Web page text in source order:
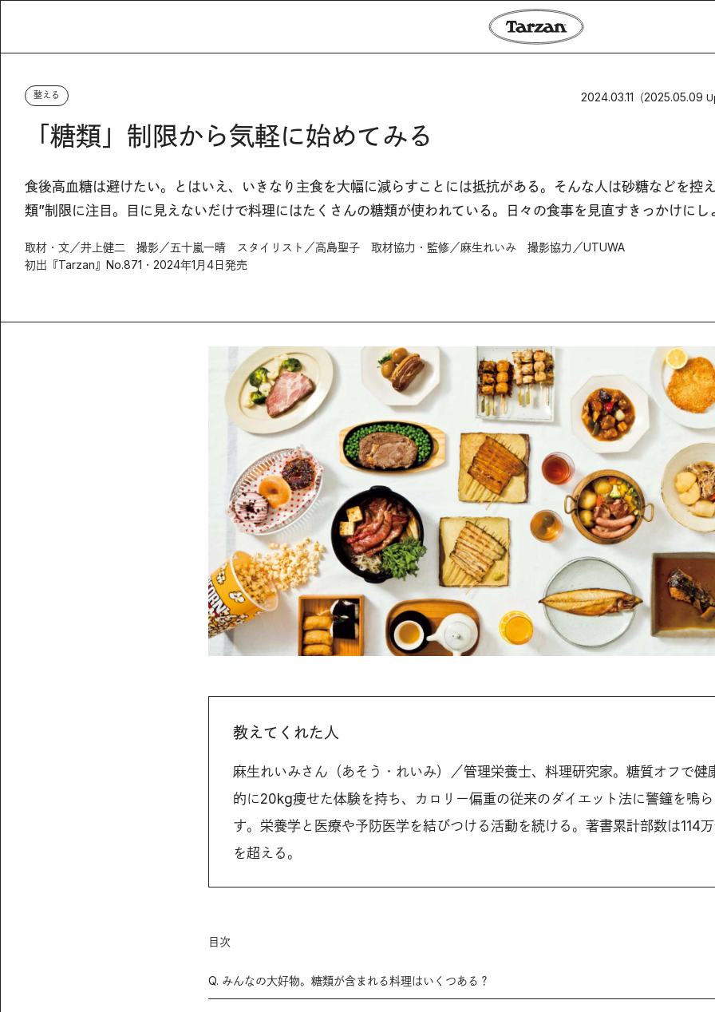
整える 2024.03.11 （2025.05.09
「糖類」制限から気軽に始めてみる
食後高血糖は避けたい。とはいえ、いきなり主食を大幅に減らすことには抵抗がある。そんな人は砂糖などを控
類”制限に注目。目に見えないだけで料理にはたくさんの糖類が使われている。日々の食事を見直すきっかけにし
取材・文／井上健二 撮影／五十嵐一晴 スタイリスト／高島聖子 取材協力・監修／麻生れいみ 撮影協力／UTUWA
初出『Tarzan』No.871・2024年1月4日発売
教えてくれた人
麻生れいみさん（あそう・れいみ）／管理栄養士、料理研究家。糖質オフで健
的に20kg痩せた体験を持ち、カロリー偏重の従来のダイエット法に警鐘を鳴ら
す。栄養学と医療や予防医学を結びつける活動を続ける。著書累計部数は114
を超える。
目次
Q. みんなの大好物。糖類が含まれる料理はいくつある？